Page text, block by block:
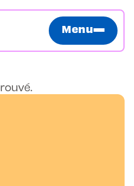
Menu